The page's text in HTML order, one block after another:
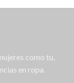
como tu,
en ropa.